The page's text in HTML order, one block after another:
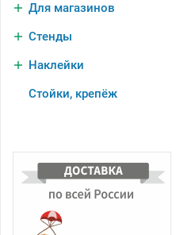
Для магазинов
Стенды
Наклейки
Стойки, крепёж